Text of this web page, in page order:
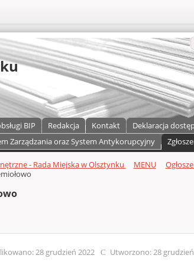
BIP Redakcja Kontakt Deklaracja
Zarządzania oraz System Antykorupcyjny
- Rada Miejska w Olsztynku MENU
28 grudzień 2022 Utworzono: 28